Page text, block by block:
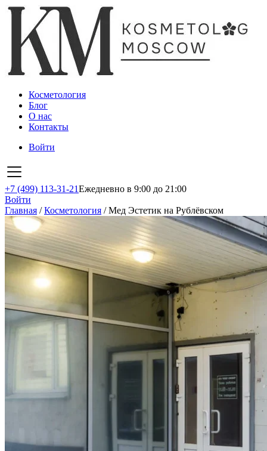
Косметология
Блог
О нас
Контакты
Войти
+7 (499) 113-31-21Ежедневно в 9:00 до 21:00
Войти
Главная /Косметология /Мед Эстетик на Рублёвском